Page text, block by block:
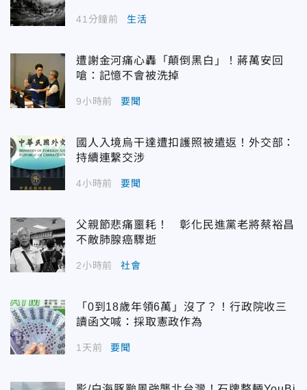
41分鐘前 生活
遭謝金河痛心轟「顛倒黑白」！蔣萬安回
嗆：記憶不會被洗掉
9小時前 要聞
國人入境烏干達遭扣護照被遣返！外交部：
持續連繫交涉
4小時前 要聞
父親節悲痛噩耗！ 彰化民進黨老將蔡裕昌
不敵肺腺癌驟逝
2小時前 社會
「0到18歲年領6萬」沒了？！行政院收三
讀函文喊：採取憲政作為
1天前 要聞